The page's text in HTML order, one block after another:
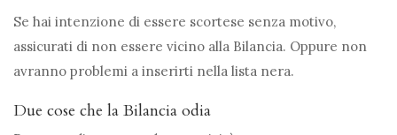
Se hai intenzione di essere scortese senza motivo,
assicurati di non essere vicino alla Bilancia. Oppure non
avranno problemi a inserirti nella lista nera.
Due cose che la Bilancia odia